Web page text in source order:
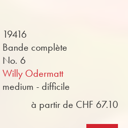
19416
Bande complète
No. 6
Willy Odermatt
medium - difficile
à partir de CHF 67.10